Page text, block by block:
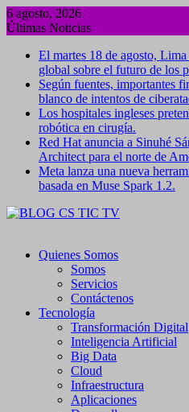
Saltar
al
6 agosto, 2026
Últimas Noticias
El martes 18 de agosto,
global sobre el futuro de los
Según fuentes, importantes
blanco de intentos de
Los hospitales ingleses
robótica en cirugía.
Red Hat anuncia a Sinuhé
Architect para el norte de
Meta lanza una nueva
basada en Muse Spark 1.2.
Quienes Somos
Somos
Servicios
Contáctenos
Tecnología
Transformación Digital
Inteligencia Artificial
Big Data
Cloud
Infraestructura
Aplicaciones